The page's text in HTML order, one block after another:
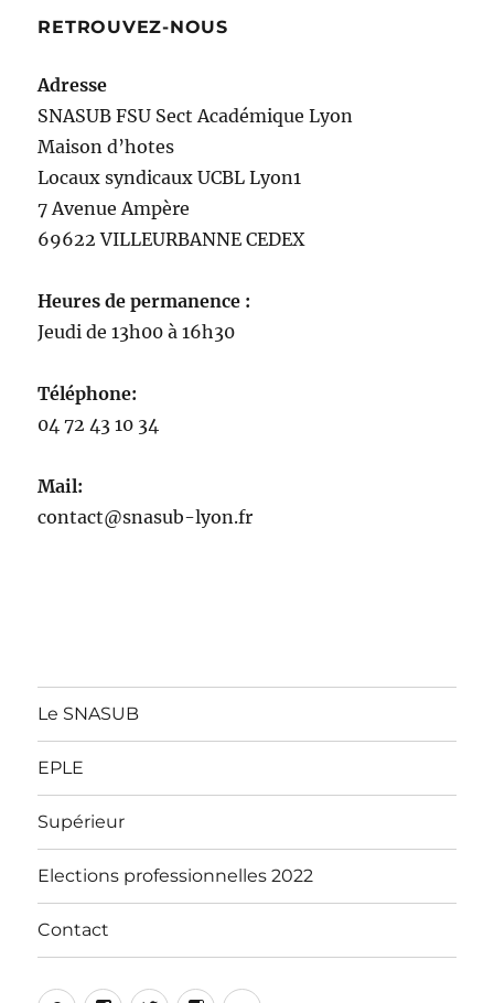
RETROUVEZ-NOUS
Adresse
SNASUB FSU Sect Académique Lyon
Maison d’hotes
Locaux syndicaux UCBL Lyon1
7 Avenue Ampère
69622 VILLEURBANNE CEDEX
Heures de permanence :
Jeudi de 13h00 à 16h30
Téléphone:
04 72 43 10 34
Mail:
contact@snasub-lyon.fr
Le SNASUB
EPLE
Supérieur
Elections professionnelles 2022
Contact